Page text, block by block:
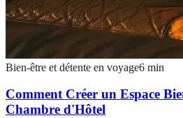
Bien-être et détente en voyage6 min
Comment Créer un Espace
Chambre d'Hôtel